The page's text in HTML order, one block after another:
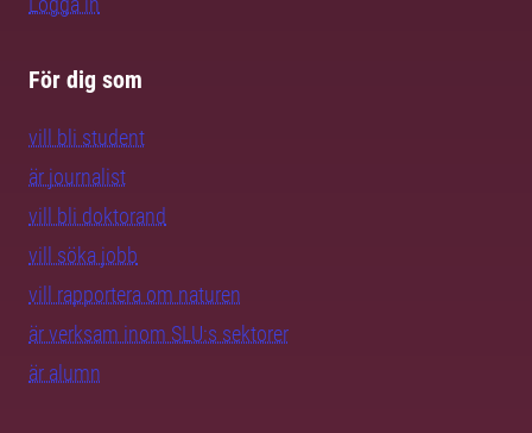
För dig som
vill bli student
är journalist
vill bli doktorand
vill söka jobb
vill rapportera om naturen
är verksam inom SLU:s sektorer
är alumn